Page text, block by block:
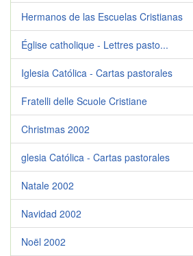
Hermanos de las Escuelas Cristianas
Église catholique - Lettres pasto...
Iglesia Católica - Cartas pastorales
Fratelli delle Scuole Cristiane
Christmas 2002
glesia Católica - Cartas pastorales
Natale 2002
Navidad 2002
Noël 2002